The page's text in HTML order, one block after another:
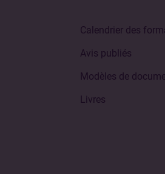
Calendrier des
Avis publiés
Modèles de
Livres